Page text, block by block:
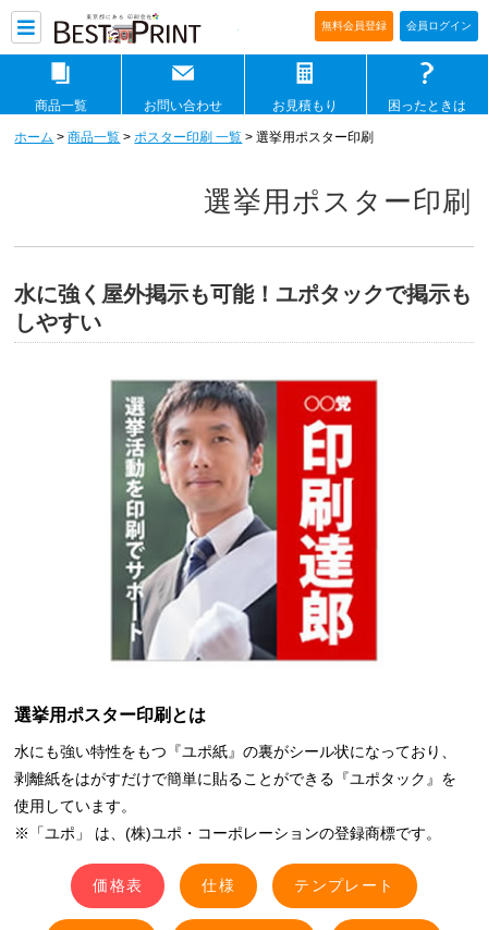
印刷通販ベストプリントベストプリ
無料会員登録 会員ログイン
商品一覧 お問い合わせ お見積もり 困ったときは
ホーム >商品一覧 >ポスター印刷 一覧 > 選挙用ポスター印刷
選挙用ポスター印刷
水に強く屋外掲示も可能！ユポタックで掲示も
しやすい
選挙用ポスター印刷とは
水にも強い特性をもつ『ユポ紙』の裏がシール状になっており、
剥離紙をはがすだけで簡単に貼ることができる『ユポタック』を
使用しています。
※「ユポ」 は、(株)ユポ・コーポレーションの登録商標です。
価格表 仕様 テンプレート